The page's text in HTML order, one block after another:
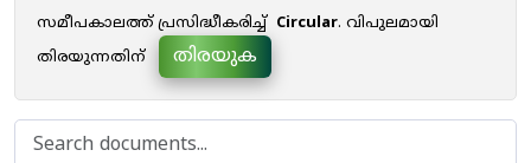
സമീപകാലത്ത് പ്രസിദ്ധീകരിച്ച് Circular. വിപുലമായി
തിരയുന്നതിന്
തിരയുക